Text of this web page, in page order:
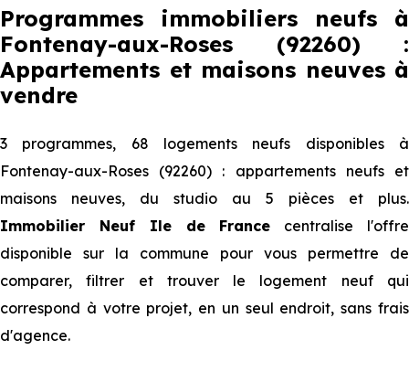
Programmes immobiliers neufs à
Fontenay-aux-Roses (92260) :
Appartements et maisons neuves à
vendre
3 programmes, 68 logements neufs disponibles à
Fontenay-aux-Roses (92260) : appartements neufs et
maisons neuves, du studio au 5 pièces et plus.
Immobilier Neuf Ile de France centralise l'offre
disponible sur la commune pour vous permettre de
comparer, filtrer et trouver le logement neuf qui
correspond à votre projet, en un seul endroit, sans frais
d'agence.